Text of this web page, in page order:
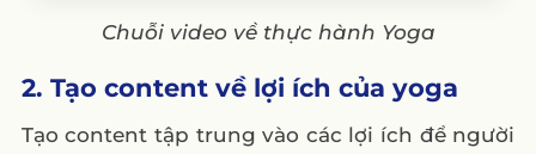
Chuỗi video về thực hành Yoga
2. Tạo content về lợi ích của yoga
Tạo content tập trung vào các lợi ích để người